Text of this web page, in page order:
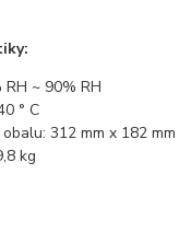
~ 90% RH
° C
312 mm x 182
kg